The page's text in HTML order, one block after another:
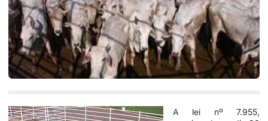
A lei nº 7.955,